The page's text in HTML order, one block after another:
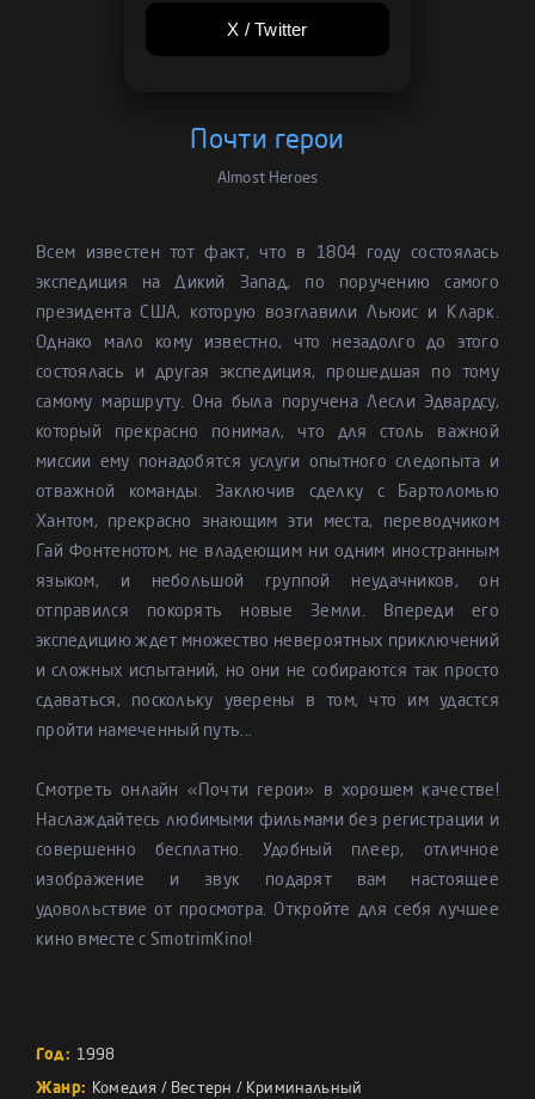
X / Twitter
Почти герои
Almost Heroes
Всем известен тот факт, что в 1804 году состоялась
экспедиция на Дикий Запад, по поручению самого
президента США, которую возглавили Льюис и Кларк.
Однако мало кому известно, что незадолго до этого
состоялась и другая экспедиция, прошедшая по тому
самому маршруту. Она была поручена Лесли Эдвардсу,
который прекрасно понимал, что для столь важной
миссии ему понадобятся услуги опытного следопыта и
отважной команды. Заключив сделку с Бартоломью
Хантом, прекрасно знающим эти места, переводчиком
Гай Фонтенотом, не владеющим ни одним иностранным
языком, и небольшой группой неудачников, он
отправился покорять новые Земли. Впереди его
экспедицию ждет множество невероятных приключений
и сложных испытаний, но они не собираются так просто
сдаваться, поскольку уверены в том, что им удастся
пройти намеченный путь...
Смотреть онлайн «Почти герои» в хорошем качестве!
Наслаждайтесь любимыми фильмами без регистрации и
совершенно бесплатно. Удобный плеер, отличное
изображение и звук подарят вам настоящее
удовольствие от просмотра. Откройте для себя лучшее
кино вместе с SmotrimKino!
Год: 1998
Жанр: Комедия / Вестерн / Криминальный